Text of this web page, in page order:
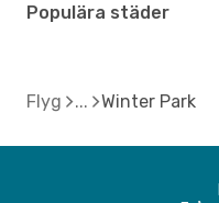
Populära städer
Flyg Winter Park